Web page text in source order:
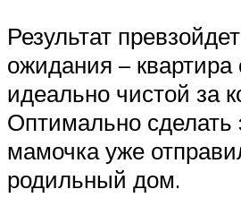
Результат
ожидания – квартира
идеально чистой за
Оптимально сделать
мамочка уже
родильный дом.